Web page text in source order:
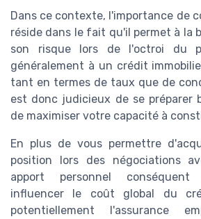
Dans ce contexte, l'importance de
réside dans le fait qu'il permet à la
son risque lors de l'octroi du
généralement à un crédit
tant en termes de taux que de
est donc judicieux de se préparer
de maximiser votre capacité à
En plus de vous permettre
position lors des négociations
apport personnel
influencer le coût global du
potentiellement l'assurance